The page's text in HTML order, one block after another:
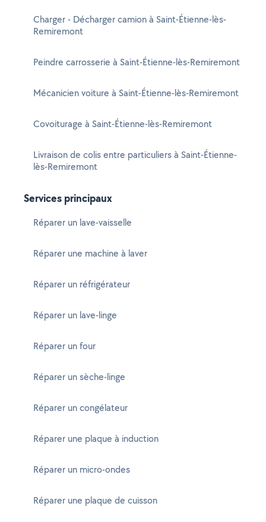
Charger - Décharger camion à Saint-Étienne-lès-
Remiremont
Peindre carrosserie à Saint-Étienne-lès-Remiremont
Mécanicien voiture à Saint-Étienne-lès-Remiremont
Covoiturage à Saint-Étienne-lès-Remiremont
Livraison de colis entre particuliers à Saint-Étienne-
lès-Remiremont
Services principaux
Réparer un lave-vaisselle
Réparer une machine à laver
Réparer un réfrigérateur
Réparer un lave-linge
Réparer un four
Réparer un sèche-linge
Réparer un congélateur
Réparer une plaque à induction
Réparer un micro-ondes
Réparer une plaque de cuisson